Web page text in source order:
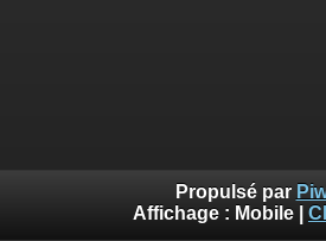
Propulsé par
Affichage : Mobile